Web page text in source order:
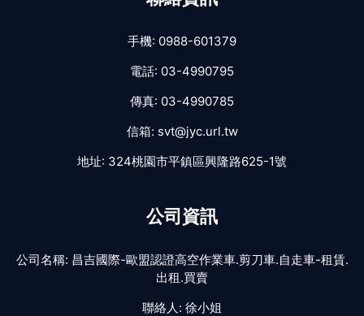
手機: 0988-601379
電話: 03-4990795
傳真: 03-4990785
信箱: svt@jyc.url.tw
地址: 324桃園市平鎮區興隆路625-1號
公司資訊
公司名稱: 昌吉國際-歐盟認證高空作業車.剪刀車.自走車-租賃.
出租.買賣
聯絡人: 徐小姐